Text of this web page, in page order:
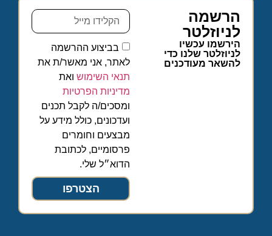
הרשמה
לניוזלטר
הירשמו עכשיו
לניוזלטר שלנו כדי
להשאר מעודכנים
בביצוע ההרשמה
לאתר, אני מאשר/ת את
תנאי השימוש ואת
מדיניות הפרטיות
ומסכים/ה לקבל תכנים
ועדכונים, כולל מידע על
מבצעים וחומרים
פרסומיים, לכתובת
הדוא״ל שלי.
הצטרפו